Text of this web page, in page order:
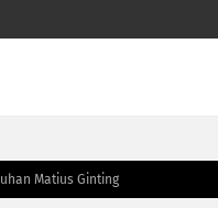
Matius Ginting